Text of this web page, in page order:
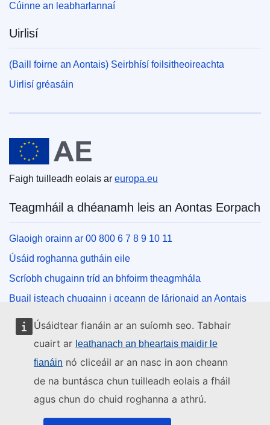
Úsáidtear fianáin ar an suíomh seo. Tabhair
cuairt ar leathanach an bheartais maidir le
fianáin nó cliceáil ar an nasc in aon cheann
de na buntásca chun tuilleadh eolais a fháil
agus chun do chuid roghanna a athrú.
Cúinne an leabharlannaí
Uirlisí
(Baill foirne an Aontais) Seirbhísí foilsitheoireachta
Uirlisí gréasáin
An tAontas Eorpach
Faigh tuilleadh eolais ar europa.eu
Teagmháil a dhéanamh leis an Aontas Eorpach
Glaoigh orainn ar 00 800 6 7 8 9 10 11
Úsáid roghanna gutháin eile
Scríobh chugainn tríd an bhfoirm theagmhála
Buail isteach chugainn i gceann de lárionaid an Aontais
Na meáin shóisialta
Cuardaigh cuntais an Aontais Eorpaigh ar na meáin
shóisialta
Institiúidí agus comhlachtaí an Aontais
Eorpaigh